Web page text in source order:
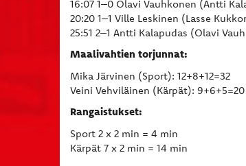
16:07 1–0 Olavi Vauhkonen (Antti
20:20 1–1 Ville Leskinen (Lasse
25:51 2–1 Antti Kalapudas (Olavi
Maalivahtien torjunnat:
Mika Järvinen (Sport): 12+8+12=32
Veini Vehviläinen (Kärpät): 9+6+5=20
Rangaistukset:
Sport 2 x 2 min = 4 min
Kärpät 7 x 2 min = 14 min